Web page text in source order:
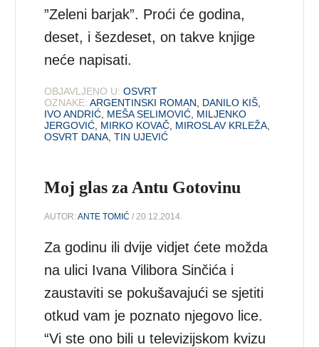
”Zeleni barjak”. Proći će godina,
deset, i šezdeset, on takve knjige
neće napisati.
OBJAVLJENO U: OSVRT
OZNAKE: ARGENTINSKI ROMAN DANILO KIŠ
IVO ANDRIĆ MEŠA SELIMOVIĆ MILJENKO
JERGOVIĆ MIRKO KOVAČ MIROSLAV KRLEŽA
OSVRT DANA ,TIN UJEVIĆ
Moj glas za Antu Gotovinu
AUTOR:ANTE TOMIĆ / 20.12.2014.
Za godinu ili dvije vidjet ćete možda
na ulici Ivana Vilibora Sinčića i
zaustaviti se pokušavajući se sjetiti
otkud vam je poznato njegovo lice.
“Vi ste ono bili u televizijskom kvizu